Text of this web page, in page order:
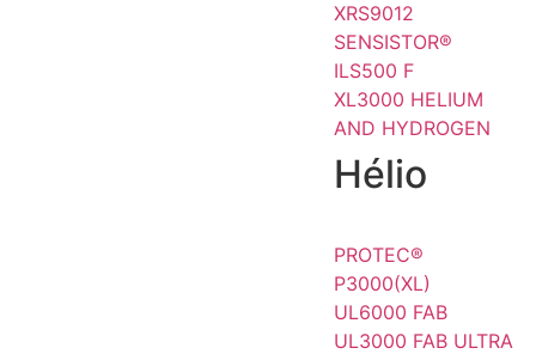
XRS9012
SENSISTOR®
ILS500 F
XL3000 HELIUM
AND HYDROGEN
Hélio
PROTEC®
P3000(XL)
UL6000 FAB
UL3000 FAB ULTRA